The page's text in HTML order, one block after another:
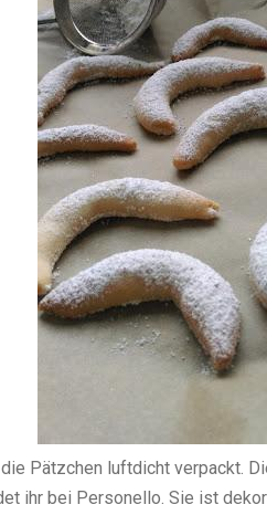
Pätzchen luftdicht verpackt.
ihr bei Personello. Sie ist